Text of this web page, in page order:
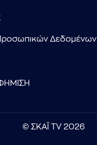
Δεδομένων
© ΣΚΑΪ TV 2026